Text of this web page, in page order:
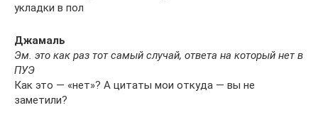
укладки в пол
Джамаль
Эм. это как раз тот самый случай, ответа на который нет в
ПУЭ
Как это — «нет»? А цитаты мои откуда — вы не
заметили?